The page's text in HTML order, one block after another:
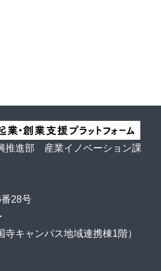
進部 産業イノベーション課
28号
寺キャンパス地域連携棟1階）